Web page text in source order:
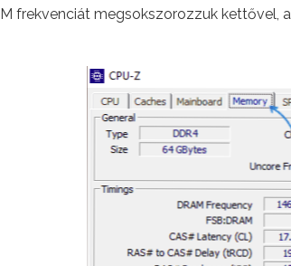
frekvenciát megsokszorozzuk